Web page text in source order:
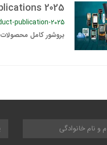
2025
publication-2025
بروشور کامل محصولات